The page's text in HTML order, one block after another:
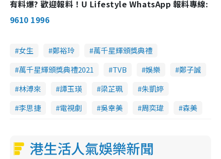
有料爆? 歡迎報料！U Lifestyle WhatsApp 報料專線:
9610 1996
女生 鄭裕玲
萬千星輝頒獎典禮
萬千星輝頒獎典禮2021
TVB 娛樂
鄭子誠
林溥來
譚玉瑛 梁芷珮
朱凱婷
李思捷
電視劇 吳幸美 周奕瑋 森美
港生活人氣娛樂新聞